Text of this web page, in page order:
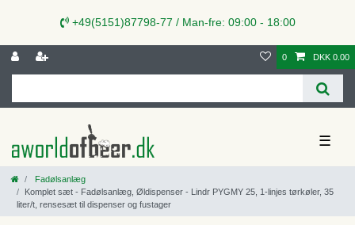
+49(5151)87798-77 / Man-fre: 09:00 - 18:00
0 DKK 0.00
☰
Fadølsanlæg
Komplet sæt - Fadølsanlæg, Øldispenser - Lindr PYGMY 25, 1-linjes tørkøler, 35
liter/t, rensesæt til dispenser og fustager